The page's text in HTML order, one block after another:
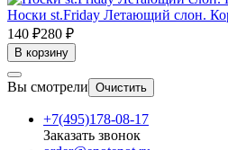
Носки st.Friday Летающий слон.
140 ₽280 ₽
В корзину
Вы смотрели Очистить
+7(495)178-08-17
Заказать звонок